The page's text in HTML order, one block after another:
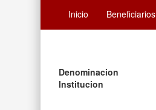
Inicio Beneficiarios
Denominacion
Institucion